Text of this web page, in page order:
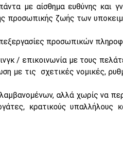
με αίσθημα ευθύνης και
προσωπικής ζωής των
προσωπικών
/ επικοινωνία με τους
με τις σχετικές νομικές,
αλλά χωρίς να
κρατικούς υπαλλήλους